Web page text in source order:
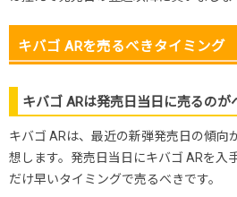
キバゴ ARを売るべきタイミング
キバゴ ARは発売日当日に売るのが
キバゴ ARは、最近の新弾発売日の傾向
想します。発売日当日にキバゴ ARを入
だけ早いタイミングで売るべきです。